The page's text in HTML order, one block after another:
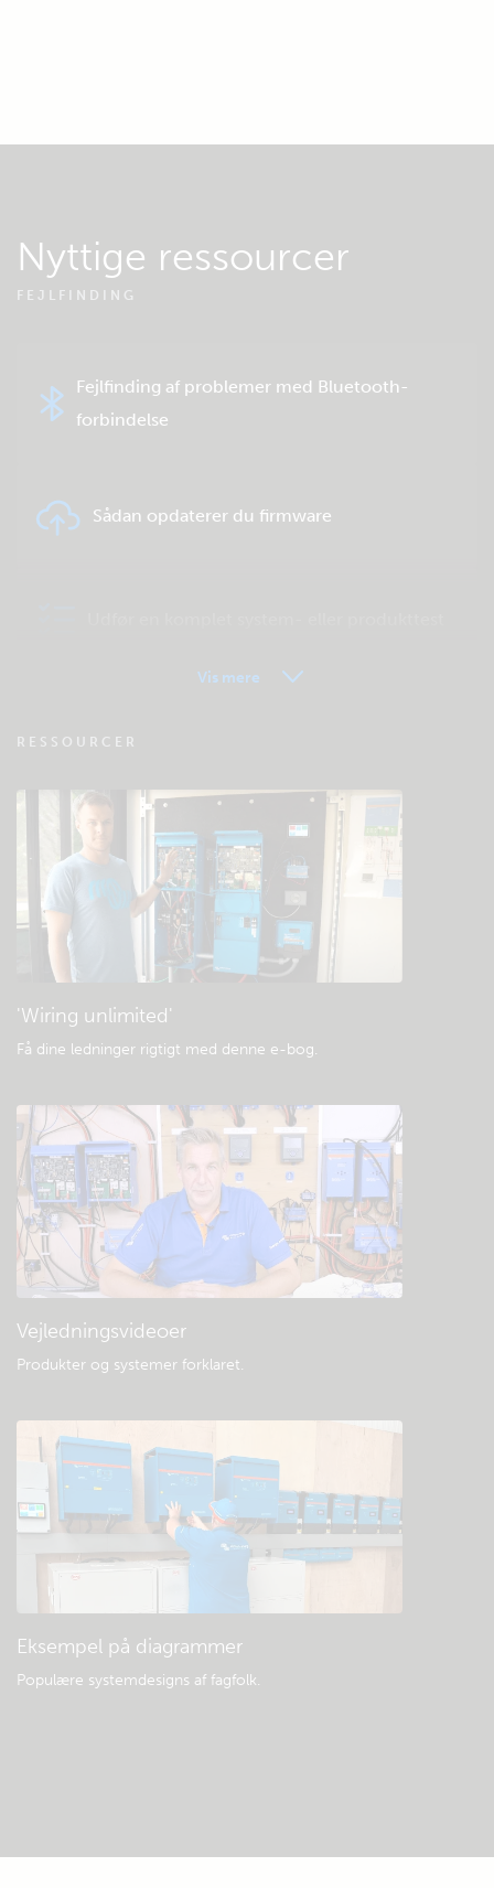
Nyttige ressourcer
FEJLFINDING
Fejlfinding af problemer med Bluetooth-
forbindelse
Sådan opdaterer du firmware
fjernovervågning
Tjek fællesskabets videnbase
Generelle downloads og dokumentation
Vis mere
RESSOURCER
'Wiring unlimited'
Få dine ledninger rigtigt med denne e-bog.
Vejledningsvideoer
Produkter og systemer forklaret.
Eksempel på diagrammer
Populære systemdesigns af fagfolk.